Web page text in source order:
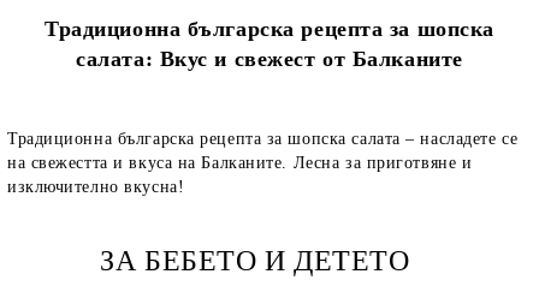
Традиционна българска рецепта за шопска
салата: Вкус и свежест от Балканите
Традиционна българска рецепта за шопска салата – насладете се
на свежестта и вкуса на Балканите. Лесна за приготвяне и
изключително вкусна!
ЗА БЕБЕТО И ДЕТЕТО